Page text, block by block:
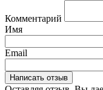
Комментарий
Имя
Email